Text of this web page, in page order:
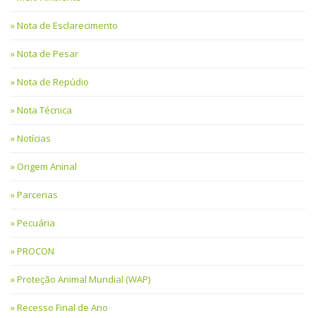
Nota de Esclarecimento
Nota de Pesar
Nota de Repúdio
Nota Técnica
Notícias
Origem Aninal
Parcerias
Pecuária
PROCON
Proteção Animal Mundial (WAP)
Recesso Final de Ano